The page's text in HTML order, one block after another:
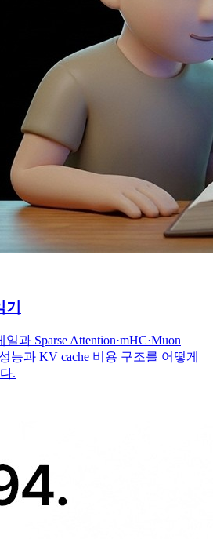
과 Sparse Attention·mHC·Muon
능과 KV cache 비용 구조를 어떻게
.